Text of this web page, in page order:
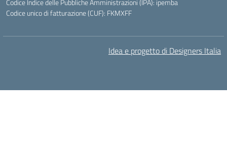
Codice Indice delle Pubbliche Amministrazioni (IPA): ipemba
Codice unico di fatturazione (CUF): FKMXFF
Idea e progetto di Designers Italia